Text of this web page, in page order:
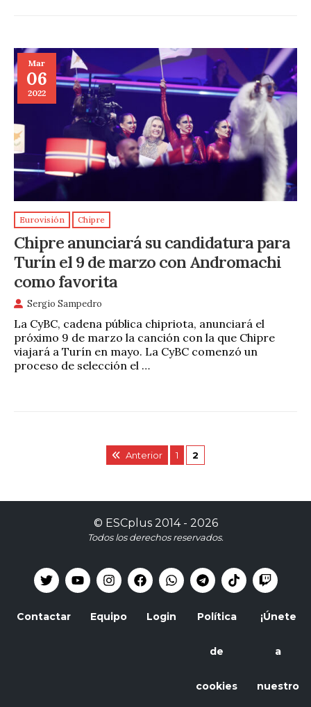
Mar
06
2022
Eurovisión Chipre
Chipre anunciará su candidatura para
Turín el 9 de marzo con Andromachi
como favorita
Sergio Sampedro
La CyBC, cadena pública chipriota, anunciará el
próximo 9 de marzo la canción con la que Chipre
viajará a Turín en mayo. La CyBC comenzó un
proceso de selección el …
Anterior 1 2
© ESCplus2014 - 2026
Todos los derechos reservados.
Contactar Equipo Login Política
de
cookies
¡Únete
a
nuestro